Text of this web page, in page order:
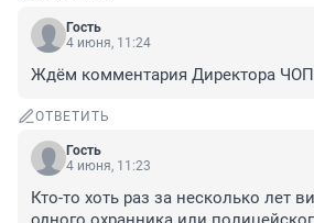
Гость
4 июня, 11:24
Ждём комментария Директора
ОТВЕТИТЬ
Гость
4 июня, 11:23
Кто-то хоть раз за несколько лет